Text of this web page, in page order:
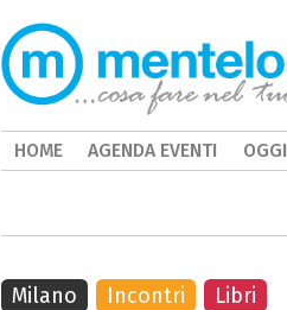
Milano Incontri Libri
HOME AGENDA EVENTI OGGI